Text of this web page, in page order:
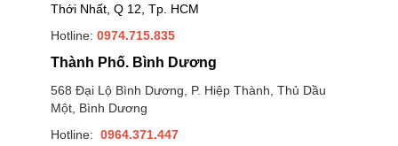
Thới Nhất, Q 12, Tp. HCM
Hotline: 0974.715.835
Thành Phố. Bình Dương
568 Đại Lộ Bình Dương, P. Hiệp Thành, Thủ Dầu
Một, Bình Dương
Hotline: 0964.371.447